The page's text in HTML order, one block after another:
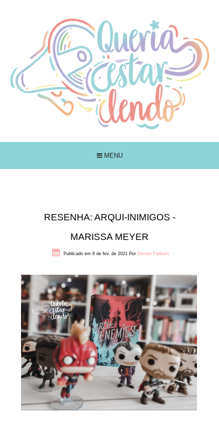
MENU
RESENHA: ARQUI-INIMIGOS -
MARISSA MEYER
Publicado em 8 de fev. de 2021 Por Denise Flaibam